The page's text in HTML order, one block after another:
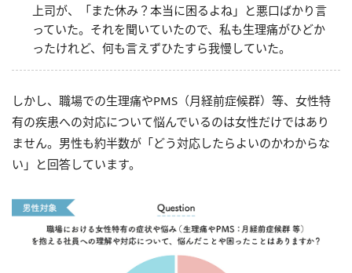
上司が、「また休み？本当に困るよね」と悪口ばかり言
っていた。それを聞いていたので、私も生理痛がひどか
ったけれど、何も言えずひたすら我慢していた。
しかし、職場での生理痛やPMS（月経前症候群）等、女性特
有の疾患への対応について悩んでいるのは女性だけではあり
ません。男性も約半数が「どう対応したらよいのかわからな
い」と回答しています。